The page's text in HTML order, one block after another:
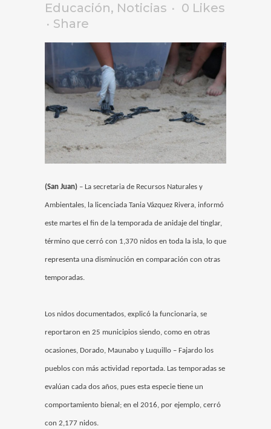
Educación, Noticias 0 Likes
Share
(San Juan) – La secretaria de Recursos Naturales y
Ambientales, la licenciada Tania Vázquez Rivera, informó
este martes el fin de la temporada de anidaje del tinglar,
término que cerró con 1,370 nidos en toda la isla, lo que
representa una disminución en comparación con otras
temporadas.
Los nidos documentados, explicó la funcionaria, se
reportaron en 25 municipios siendo, como en otras
ocasiones, Dorado, Maunabo y Luquillo – Fajardo los
pueblos con más actividad reportada. Las temporadas se
evalúan cada dos años, pues esta especie tiene un
comportamiento bienal; en el 2016, por ejemplo, cerró
con 2,177 nidos.